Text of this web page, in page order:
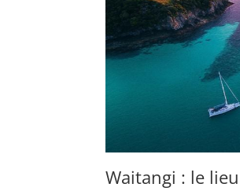
Waitangi : le